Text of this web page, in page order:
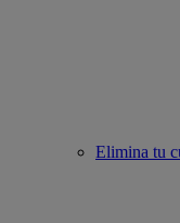
Elimina tu